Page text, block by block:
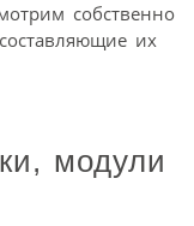
собственно
их
модули